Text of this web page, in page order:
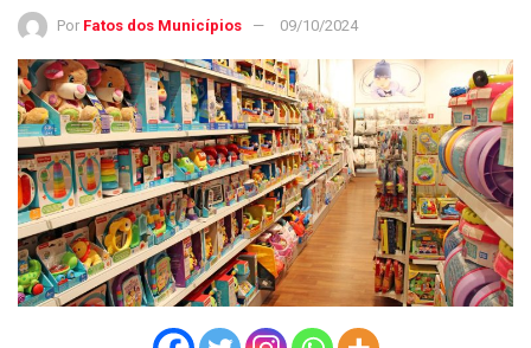
Por Fatos dos Municípios 09/10/2024